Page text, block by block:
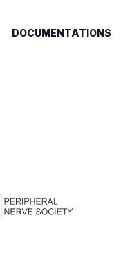
DOCUMENTATIONS